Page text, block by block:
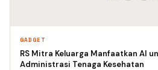
GADGET
RS Mitra Keluarga Manfaatkan AI
Administrasi Tenaga Kesehatan